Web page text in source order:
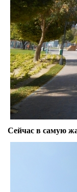
Сейчас в самую